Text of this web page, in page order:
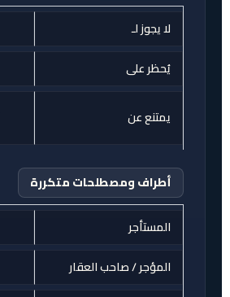
لا يجوز لـ
يُحظر على
يمتنع عن
أطراف ومصطلحات متكررة
المستأجر
المؤجر / صاحب العقار